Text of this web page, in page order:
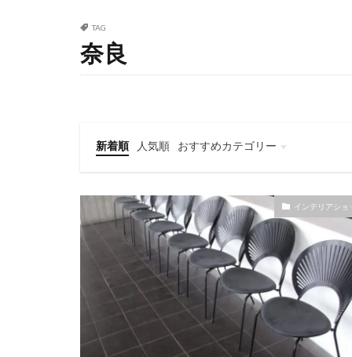
TAG
奈良
新着順 人気順
おすすめカテゴリー
インテリアショ